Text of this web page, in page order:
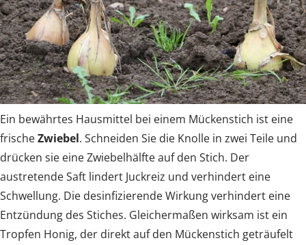
Ein bewährtes Hausmittel bei einem Mückenstich ist eine
frischeZwiebel. Schneiden Sie die Knolle in zwei Teile und
drücken sie eine Zwiebelhälfte auf den Stich. Der
austretende Saft lindert Juckreiz und verhindert eine
Schwellung. Die desinfizierende Wirkung verhindert eine
Entzündung des Stiches. Gleichermaßen wirksam ist ein
Tropfen Honig, der direkt auf den Mückenstich geträufelt